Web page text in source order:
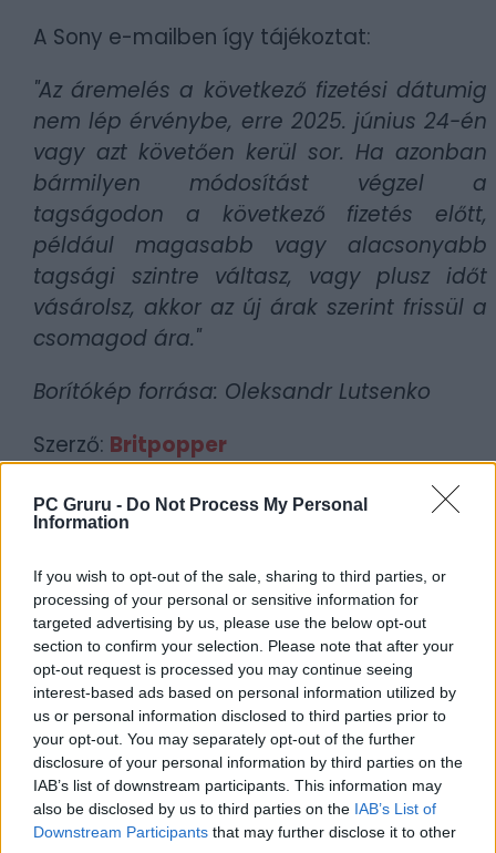
PC Gruru - Do Not Process My Personal
Information
If you wish to opt-out of the sale, sharing to third parties, or
processing of your personal or sensitive information for
targeted advertising by us, please use the below opt-out
section to confirm your selection. Please note that after your
opt-out request is processed you may continue seeing
interest-based ads based on personal information utilized by
us or personal information disclosed to third parties prior to
your opt-out. You may separately opt-out of the further
disclosure of your personal information by third parties on the
IAB’s list of downstream participants. This information may
also be disclosed by us to third parties on the IAB’s List of
Downstream Participants that may further disclose it to other
A Sony e-mailben így tájékoztat:
"Az áremelés a következő fizetési dátumig
nem lép érvénybe, erre 2025. június 24-én
vagy azt követően kerül sor. Ha azonban
bármilyen módosítást végzel a
tagságodon a következő fizetés előtt,
például magasabb vagy alacsonyabb
tagsági szintre váltasz, vagy plusz időt
vásárolsz, akkor az új árak szerint frissül a
csomagod ára."
Borítókép forrása: Oleksandr Lutsenko
Szerző: Britpopper
Guru tartalmairól véletlenül se maradj le
a Google-ben.
KAPCSOLÓDÓ HÍREK
Mi van itt? Újabb jelentős régiókban
emelkedik a PlayStation Plus ára
BRÉKING! Hazánkban is emelkednek a
PlayStation Plus-előfizetések árai!